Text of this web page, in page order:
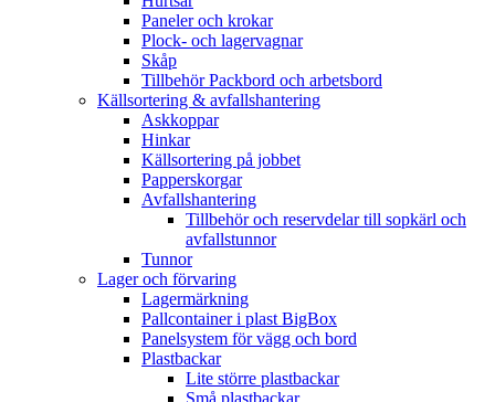
Paneler och krokar
Plock- och lagervagnar
Skåp
Tillbehör Packbord och arbetsbord
Källsortering & avfallshantering
Askkoppar
Hinkar
Källsortering på jobbet
Papperskorgar
Avfallshantering
Tillbehör och reservdelar till sopkärl och
avfallstunnor
Tunnor
Lager och förvaring
Lagermärkning
Pallcontainer i plast BigBox
Panelsystem för vägg och bord
Plastbackar
Lite större plastbackar
Små plastbackar